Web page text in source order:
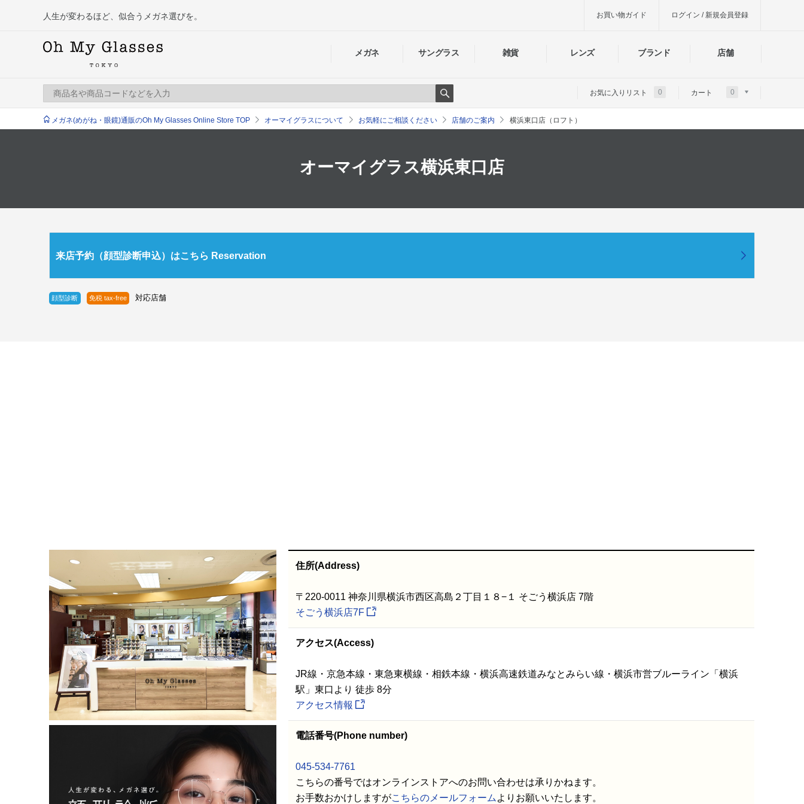
メガネ サングラス 雑貨 レンズ ブランド 店舗
人生が変わるほど、似合うメガネ選びを。 お買い物ガイド ログイン / 新規会員登録
Search
お気に入りリスト 0 カート 0
メガネ(めがね・眼鏡)通販のOh My Glasses Online Store TOP オーマイグラスについて お気軽にご相談ください 店舗のご案内 横浜東口店（ロフト）
オーマイグラス横浜東口店
来店予約（顔型診断申込）はこちら Reservation
顔型診断 免税 tax-free 対応店舗
住所(Address)
〒220-0011 神奈川県横浜市西区高島２丁目１８−１ そごう横浜店 7階
そごう横浜店7F
アクセス(Access)
JR線・京急本線・東急東横線・相鉄本線・横浜高速鉄道みなとみらい線・横浜市営ブルーライン「横浜
駅」東口より 徒歩 8分
アクセス情報
電話番号(Phone number)
045-534-7761
こちらの番号ではオンラインストアへのお問い合わせは承りかねます。
お手数おかけしますがこちらのメールフォーム よりお願いいたします。